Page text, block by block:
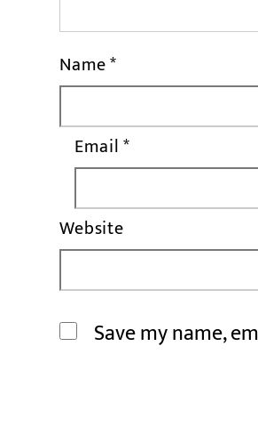
Name*
Email*
Website
Save my name,